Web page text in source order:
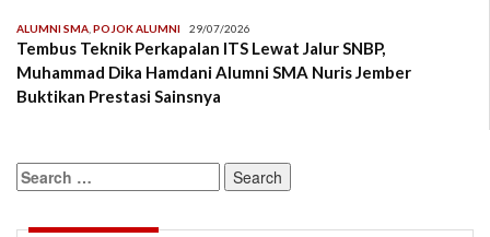
ALUMNI SMA POJOK ALUMNI 29/07/2026
Tembus Teknik Perkapalan ITS Lewat Jalur SNBP,
Muhammad Dika Hamdani Alumni SMA Nuris Jember
Buktikan Prestasi Sainsnya
Search
for: